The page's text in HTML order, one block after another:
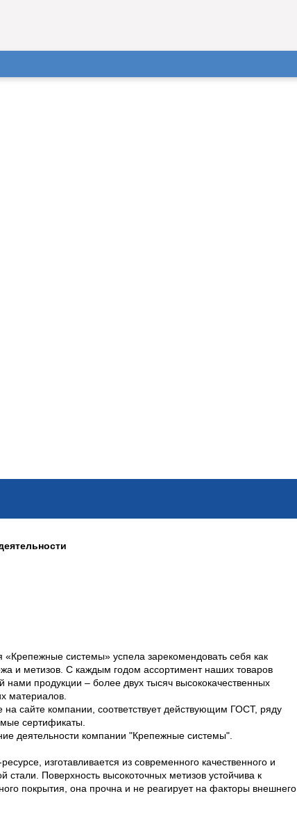
системы» успела зарекомендовать себя как
и метизов. С каждым годом ассортимент наших товаров
нами продукции – более двух тысяч высококачественных
материалов.
сайте компании, соответствует действующим ГОСТ, ряду
сертификаты.
деятельности компании "Крепежные системы".
изготавливается из современного качественного и
стали. Поверхность высокоточных метизов устойчива к
покрытия, она прочна и не реагирует на факторы внешнего